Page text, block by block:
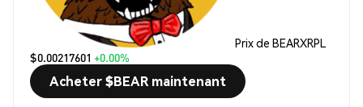
Prix de BEARXRPL
$0.00217601 +0.00%
Acheter $BEAR maintenant